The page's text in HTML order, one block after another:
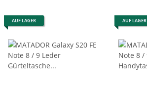
AUF LAGER AUF LAGER